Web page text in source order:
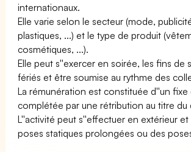
internationaux.
Elle varie selon le secteur (mode,
plastiques, ...) et le type de produit
cosmétiques, ...).
Elle peut s''exercer en soirée, les fins de
fériés et être soumise au rythme des
La rémunération est constituée d''un
complétée par une rétribution au titre du
L''activité peut s''effectuer en extérieur et
poses statiques prolongées ou des